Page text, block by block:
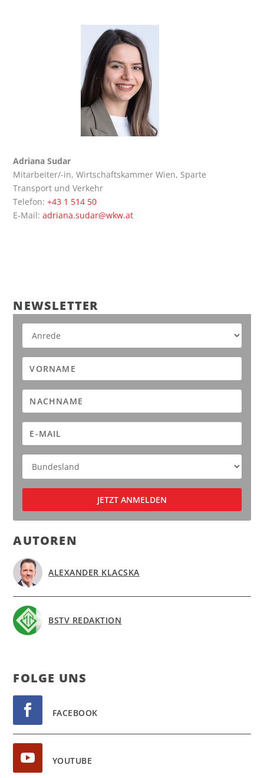
Adria­na Sudar
Mit­ar­bei­ter/-in, Wirt­schafts­kam­mer Wien, Spar­te
Trans­port und Verkehr
Tele­fon:+43 1 514 50
E‑Mail:adriana.sudar@wkw.at
NEWS­LET­TER
AUTOREN
ALEXANDER KLACSKA
BSTV REDAKTION
FOL­GE UNS
FACEBOOK
YOUTUBE